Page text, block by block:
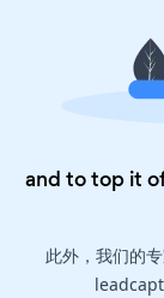
and to top it
此外，我们的